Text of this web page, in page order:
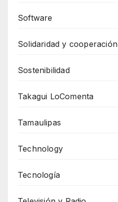
Software
Solidaridad y cooperación
Sostenibilidad
Takagui LoComenta
Tamaulipas
Technology
Tecnología